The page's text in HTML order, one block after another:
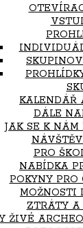
KALENDÁŘ
DÁLE
JAK SE K NÁM
PRO
NABÍDKA
POKYNY
MOŽNOSTI
ZTRÁTY A
ŽIVÉ